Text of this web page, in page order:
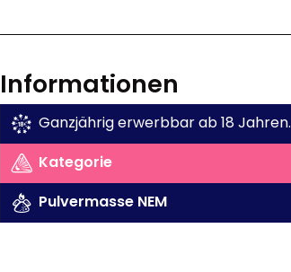
Informationen
Ganzjährig erwerbbar ab 18 Jahren.
Kategorie
Pulvermasse NEM